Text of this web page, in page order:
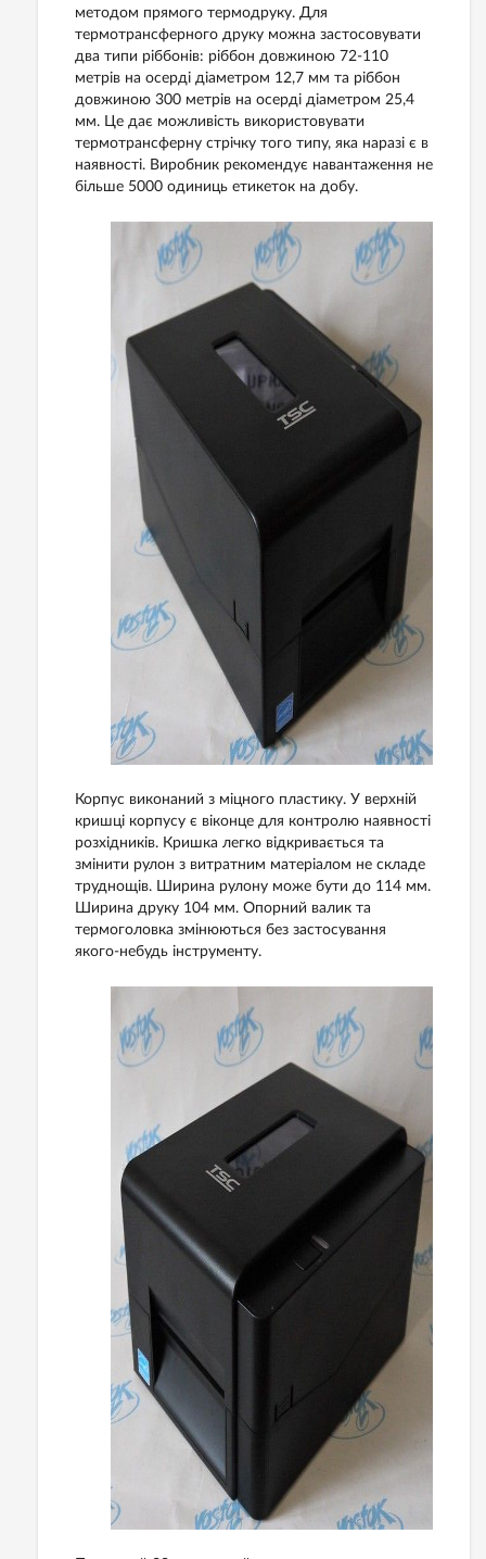
методом прямого термодруку. Для
термотрансферного друку можна застосовувати
два типи ріббонів: ріббон довжиною 72-110
метрів на осерді діаметром 12,7 мм та ріббон
довжиною 300 метрів на осерді діаметром 25,4
мм. Це дає можливість використовувати
термотрансферну стрічку того типу, яка наразі є в
наявності. Виробник рекомендує навантаження не
більше 5000 одиниць етикеток на добу.
Корпус виконаний з міцного пластику. У верхній
кришці корпусу є віконце для контролю наявності
розхідників. Кришка легко відкривається та
змінити рулон з витратним матеріалом не складе
труднощів. Ширина рулону може бути до 114 мм.
Ширина друку 104 мм. Опорний валик та
термоголовка змінюються без застосування
якого-небудь інструменту.